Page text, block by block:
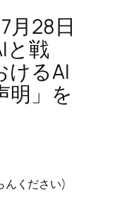
月28日
と戦
けるAI
明」を
んください)